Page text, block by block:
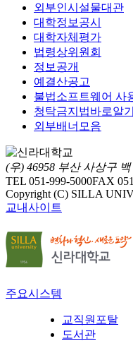
외부인시설물대관
대학정보공시
대학자체평가
법령상위원회
정보공개
예결산공고
불법소프트웨어 사
청탁금지법바로알기
외부배너모음
(우) 46958 부산 사상구
TEL 051-999-5000FAX
Copyright (C) SILLA
교내사이트
주요시스템
교직원포탈
도서관